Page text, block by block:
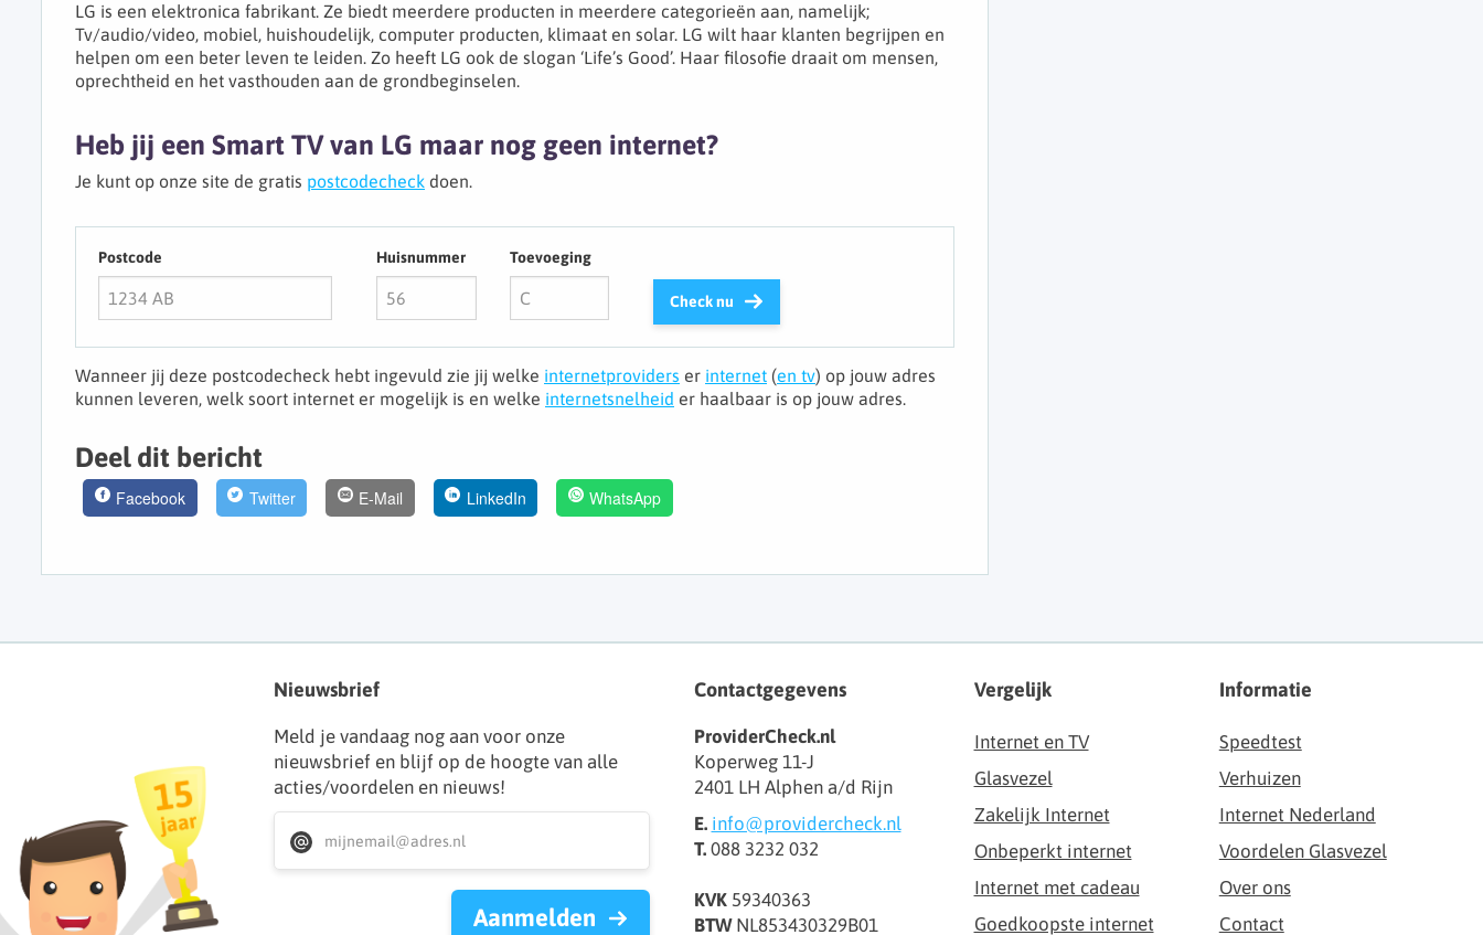
LG is een elektronica fabrikant. Ze biedt meerdere producten in meerdere categorieën aan, namelijk;
Tv/audio/video, mobiel, huishoudelijk, computer producten, klimaat en solar. LG wilt haar klanten begrijpen en
helpen om een beter leven te leiden. Zo heeft LG ook de slogan ‘Life’s Good’. Haar filosofie draait om mensen,
oprechtheid en het vasthouden aan de grondbeginselen.
Heb jij een Smart TV van LG maar nog geen internet?
Je kunt op onze site de gratis postcodecheck doen.
Postcode Huisnummer Toevoeging
Check nu
Wanneer jij deze postcodecheck hebt ingevuld zie jij welke internetproviders er internet (en tv) op jouw adres
kunnen leveren, welk soort internet er mogelijk is en welke internetsnelheid er haalbaar is op jouw adres.
Deel dit bericht
Facebook Twitter E-Mail LinkedIn WhatsApp
Nieuwsbrief
Meld je vandaag nog aan voor onze
nieuwsbrief en blijf op de hoogte van alle
acties/voordelen en nieuws!
Aanmelden
Contactgegevens
ProviderCheck.nl
Koperweg 11-J
2401 LH Alphen a/d Rijn
E. info@providercheck.nl
T.088 3232 032
KVK59340363
BTWNL853430329B01
Vergelijk
Internet en TV
Glasvezel
Zakelijk Internet
Onbeperkt internet
Internet met cadeau
Goedkoopste internet
Informatie
Speedtest
Verhuizen
Internet Nederland
Voordelen Glasvezel
Over ons
Contact